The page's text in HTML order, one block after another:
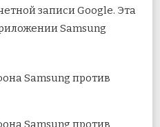
записи Google. Эта
Samsung